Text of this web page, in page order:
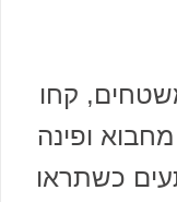
קחו
ופינה
כשתראו